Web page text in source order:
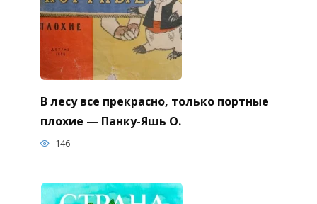
В лесу все прекрасно, только портные
плохие — Панку-Яшь О.
146